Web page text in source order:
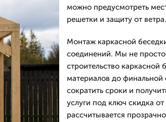
можно предусмотреть
решетки и защиту от ветра.
Монтаж каркасной
соединений. Мы не
строительство каркасной
материалов до финальной
сократить сроки и
услуги под ключ скидка
рассчитывается